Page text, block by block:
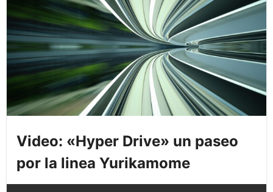
Video: «Hyper Drive» un paseo
por la linea Yurikamome